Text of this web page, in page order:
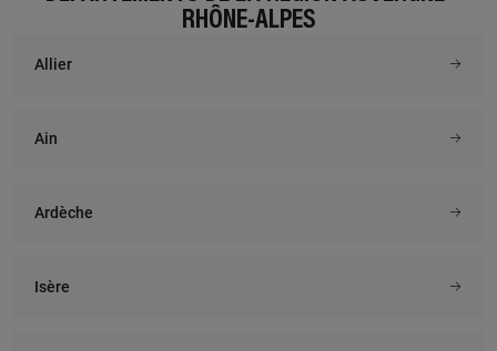
RHÔNE-ALPES
Allier
Ain
Ardèche
Isère